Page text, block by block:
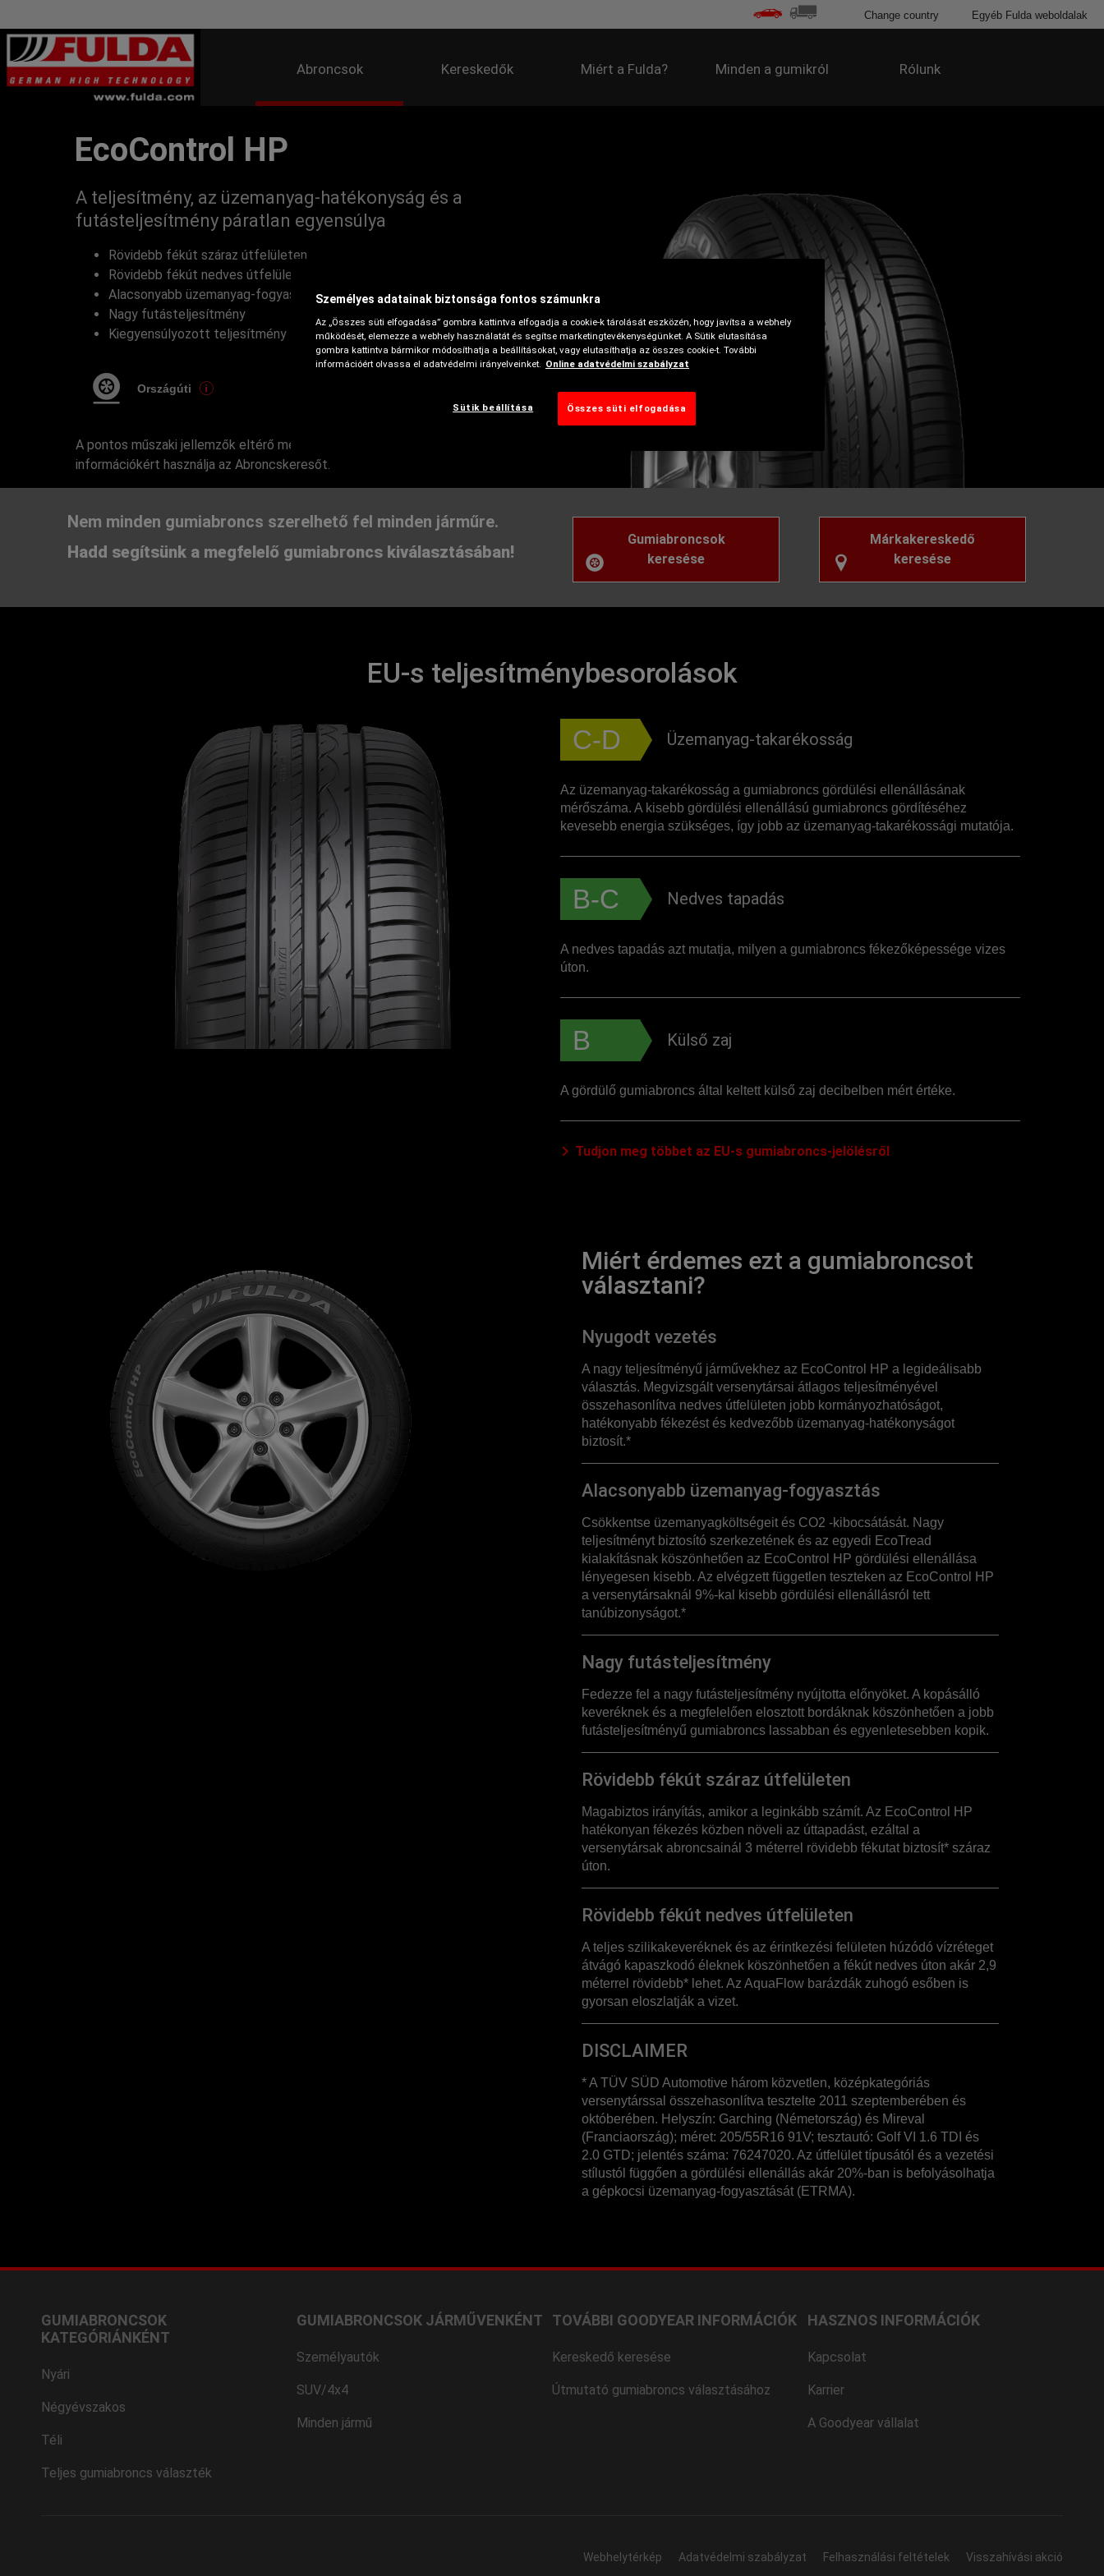
Abroncsok Kereskedők Miért a Fulda? Minden a gumikról Rólunk
Change country Egyéb Fulda weboldalak
EcoControl HP
A teljesítmény, az üzemanyag-hatékonyság és a
futásteljesítmény páratlan egyensúlya
Rövidebb fékút száraz útfelületen
Rövidebb fékút nedves útfelületen
Alacsonyabb üzemanyag-fogyasztás
Nagy futásteljesítmény
Kiegyensúlyozott teljesítmény
Országúti
A pontos műszaki jellemzők eltérő méretek esetén változhatnak, részletes
információkért használja az Abroncskeresőt.
Nem minden gumiabroncs szerelhető fel minden járműre.
Hadd segítsünk a megfelelő gumiabroncs kiválasztásában!
Gumiabroncsok
keresése
Márkakereskedő
keresése
EU-s teljesítménybesorolások
C-D Üzemanyag-takarékosság
Az üzemanyag-takarékosság a gumiabroncs gördülési ellenállásának
mérőszáma. A kisebb gördülési ellenállású gumiabroncs gördítéséhez
kevesebb energia szükséges, így jobb az üzemanyag-takarékossági mutatója.
B-C Nedves tapadás
A nedves tapadás azt mutatja, milyen a gumiabroncs fékezőképessége vizes
úton.
B Külső zaj
A gördülő gumiabroncs által keltett külső zaj decibelben mért értéke.
Tudjon meg többet az EU-s gumiabroncs-jelölésről
Miért érdemes ezt a gumiabroncsot
választani?
Nyugodt vezetés
A nagy teljesítményű járművekhez az EcoControl HP a legideálisabb
választás. Megvizsgált versenytársai átlagos teljesítményével
összehasonlítva nedves útfelületen jobb kormányozhatóságot,
hatékonyabb fékezést és kedvezőbb üzemanyag-hatékonyságot
biztosít.*
Alacsonyabb üzemanyag-fogyasztás
Csökkentse üzemanyagköltségeit és CO2 -kibocsátását. Nagy
teljesítményt biztosító szerkezetének és az egyedi EcoTread
kialakításnak köszönhetően az EcoControl HP gördülési ellenállása
lényegesen kisebb. Az elvégzett független teszteken az EcoControl HP
a versenytársaknál 9%-kal kisebb gördülési ellenállásról tett
tanúbizonyságot.*
Nagy futásteljesítmény
Fedezze fel a nagy futásteljesítmény nyújtotta előnyöket. A kopásálló
keveréknek és a megfelelően elosztott bordáknak köszönhetően a jobb
futásteljesítményű gumiabroncs lassabban és egyenletesebben kopik.
Rövidebb fékút száraz útfelületen
Magabiztos irányítás, amikor a leginkább számít. Az EcoControl HP
hatékonyan fékezés közben növeli az úttapadást, ezáltal a
versenytársak abroncsainál 3 méterrel rövidebb fékutat biztosít* száraz
úton.
Rövidebb fékút nedves útfelületen
A teljes szilikakeveréknek és az érintkezési felületen húzódó vízréteget
átvágó kapaszkodó éleknek köszönhetően a fékút nedves úton akár 2,9
méterrel rövidebb* lehet. Az AquaFlow barázdák zuhogó esőben is
gyorsan eloszlatják a vizet.
DISCLAIMER
* A TÜV SÜD Automotive három közvetlen, középkategóriás
versenytárssal összehasonlítva tesztelte 2011 szeptemberében és
októberében. Helyszín: Garching (Németország) és Mireval
(Franciaország); méret: 205/55R16 91V; tesztautó: Golf VI 1.6 TDI és
2.0 GTD; jelentés száma: 76247020. Az útfelület típusától és a vezetési
stílustól függően a gördülési ellenállás akár 20%-ban is befolyásolhatja
a gépkocsi üzemanyag-fogyasztását (ETRMA).
GUMIABRONCSOK
KATEGÓRIÁNKÉNT
Nyári
Négyévszakos
Téli
Teljes gumiabroncs választék
GUMIABRONCSOK JÁRMŰVENKÉNT
Személyautók
SUV/4x4
Minden jármű
TOVÁBBI GOODYEAR INFORMÁCIÓK
Kereskedő keresése
Útmutató gumiabroncs választásához
HASZNOS INFORMÁCIÓK
Kapcsolat
Karrier
A Goodyear vállalat
Webhelytérkép Adatvédelmi szabályzat Felhasználási feltételek Visszahívási akció
Személyes adatainak biztonsága fontos számunkra
Az „Összes süti elfogadása” gombra kattintva elfogadja a cookie-k tárolását eszközén, hogy javítsa a webhely
működését, elemezze a webhely használatát és segítse marketingtevékenységünket. A Sütik elutasítása
gombra kattintva bármikor módosíthatja a beállításokat, vagy elutasíthatja az összes cookie-t. További
információért olvassa el adatvédelmi irányelveinket. Online adatvédelmi szabályzat
Sütik beállítása Összes süti elfogadása